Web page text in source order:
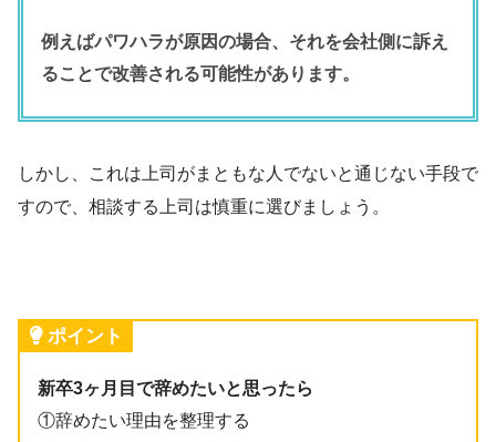
例えばパワハラが原因の場合、それを会社側に訴え
ることで改善される可能性があります。
しかし、これは上司がまともな人でないと通じない手段で
すので、相談する上司は慎重に選びましょう。
ポイント
新卒3ヶ月目で辞めたいと思ったら
①辞めたい理由を整理する